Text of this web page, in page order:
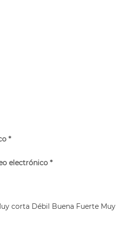
*
electrónico *
corta Débil Buena Fuerte Muy